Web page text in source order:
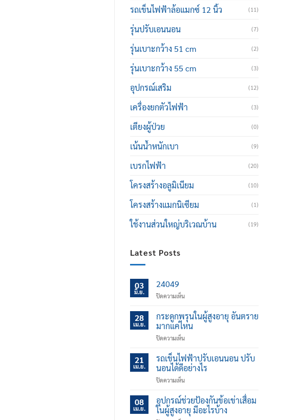
รถเข็นไฟฟ้าล้อแมกซ์ 12 นิ้ว (11)
รุ่นปรับเอนนอน (7)
รุ่นเบาะกว้าง 51 cm (2)
รุ่นเบาะกว้าง 55 cm (3)
อุปกรณ์เสริม (12)
เครื่องยกตัวไฟฟ้า (3)
เตียงผู้ป่วย (0)
เน้นน้ำหนักเบา (9)
เบรกไฟฟ้า (20)
โครงสร้างอลูมิเนียม (10)
โครงสร้างแมกนิเซียม (1)
ใช้งานส่วนใหญ่บริเวณบ้าน (19)
Latest Posts
03
มิ.ย.
24049
ปิดความเห็นบน
28
เม.ย.
กระดูกพรุนในผู้สูงอายุ อันตราย
มากแค่ไหน
ปิดความเห็นบน
พรุน
ใน
ผู้
สูง
อันตราย
มาก
แค่
21
เม.ย.
รถเข็นไฟฟ้าปรับเอนนอน ปรับ
นอนได้ดีอย่างไร
ปิดความเห็นบน
เข็น
ไฟฟ้า
ปรับ
08
เม.ย.
อุปกรณ์ช่วยป้องกันข้อเข่าเสื่อม
ในผู้สูงอายุ มีอะไรบ้าง